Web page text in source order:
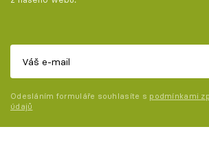
Odesláním formuláře souhlasíte s podmínkami
údajů